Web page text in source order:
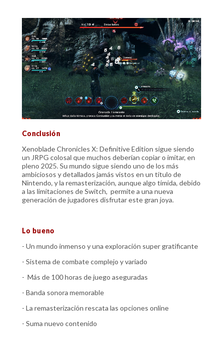
Conclusión
Xenoblade Chronicles X: Definitive Edition sigue siendo
un JRPG colosal que muchos deberían copiar o imitar, en
pleno 2025. Su mundo sigue siendo uno de los más
ambiciosos y detallados jamás vistos en un título de
Nintendo, y la remasterización, aunque algo tímida, debido
a las limitaciones de Switch, permite a una nueva
generación de jugadores disfrutar este gran joya.
Lo bueno
- Un mundo inmenso y una exploración super gratificante
- Sistema de combate complejo y variado
- Más de 100 horas de juego aseguradas
- Banda sonora memorable
- La remasterización rescata las opciones online
- Suma nuevo contenido